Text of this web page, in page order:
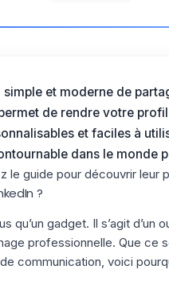
et moderne de
de rendre votre
et faciles à
dans le monde
le guide pour découvrir leur
?
qu’un gadget. Il s’agit d’un
professionnelle. Que ce
communication, voici